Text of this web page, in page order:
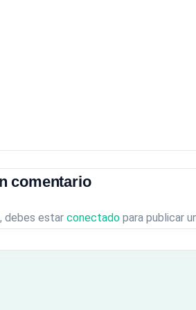
comentario
debes estar conectado para publicar